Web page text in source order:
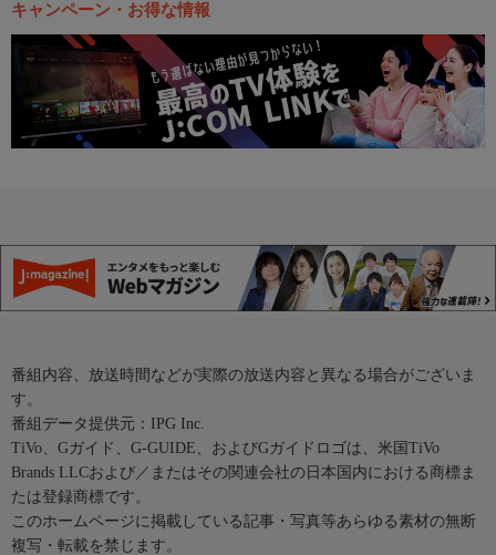
キャンペーン・お得な情報
番組内容、放送時間などが実際の放送内容と異なる場合がございま
す。
番組データ提供元：IPG Inc.
TiVo、Gガイド、G-GUIDE、およびGガイドロゴは、米国TiVo
Brands LLCおよび／またはその関連会社の日本国内における商標ま
たは登録商標です。
このホームページに掲載している記事・写真等あらゆる素材の無断
複写・転載を禁じます。